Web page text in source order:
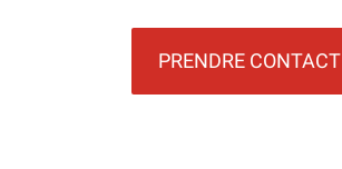
PRENDRE CONTACT